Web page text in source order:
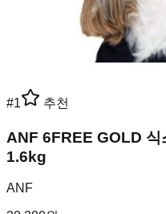
#1 추천
ANF 6FREE GOLD 식
1.6kg
ANF